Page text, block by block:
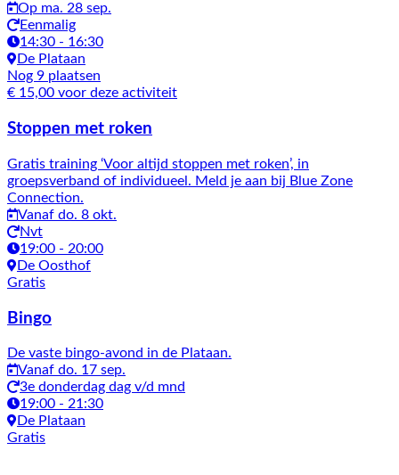
Op ma. 28 sep.
Eenmalig
14:30 - 16:30
De Plataan
Nog 9 plaatsen
€ 15,00 voor deze activiteit
Stoppen met roken
Gratis training ‘Voor altijd stoppen met roken’, in
groepsverband of individueel. Meld je aan bij Blue Zone
Connection.
Vanaf do. 8 okt.
Nvt
19:00 - 20:00
De Oosthof
Gratis
Bingo
De vaste bingo-avond in de Plataan.
Vanaf do. 17 sep.
3e donderdag dag v/d mnd
19:00 - 21:30
De Plataan
Gratis